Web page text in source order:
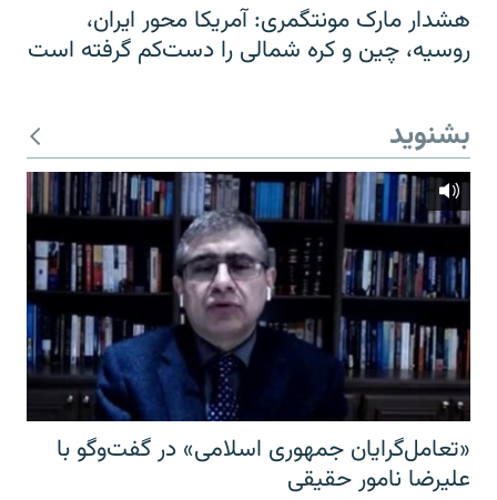
هشدار مارک مونتگمری: آمریکا محور ایران،
روسیه، چین و کره شمالی را دست‌کم گرفته است
بشنوید
«تعامل‌گرایان جمهوری اسلامی» در گفت‌وگو با
علیرضا نامور حقیقی